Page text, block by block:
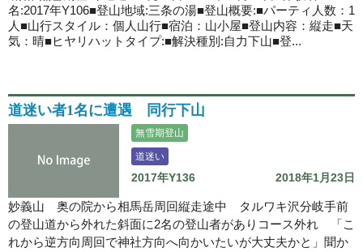
名:2017年Y106■登山地域:三条の湯■登山概要:■パーティ人数：1
人■山行スタイル：個人山行■宿泊：山小屋■登山内容：縦走■天
気：晴■ヒヤリハットタイプ:■解決種別:自力下山■登...
道迷い者1名に遭遇 同行下山
無雪期登山
道迷い
2017年Y136 2018年1月23日
妙義山 奥の院から相馬岳周回縦走途中 タルワキ沢分岐手前
の登山道から外れた斜面に2名の登山者がありコース外れ 「こ
れから逆方向周回で神社方向へ向かいたいが大丈夫かと」聞か